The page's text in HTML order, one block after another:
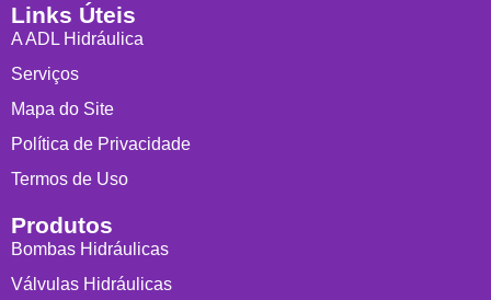
Links Úteis
A ADL Hidráulica
Serviços
Mapa do Site
Política de Privacidade
Termos de Uso
Produtos
Bombas Hidráulicas
Válvulas Hidráulicas